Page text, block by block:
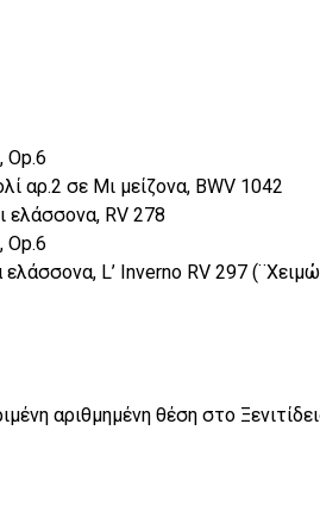
Op.6
αρ.2 σε Μι μείζονα, BWV 1042
ελάσσονα, RV 278
Op.6
L’ Inverno RV 297
αριθμημένη θέση στο